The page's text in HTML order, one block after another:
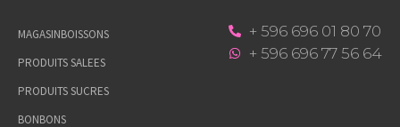
MAGASINBOISSONS
PRODUITS SALEES
PRODUITS SUCRES
BONBONS
+ 596 696 01 80 70
+ 596 696 77 56 64